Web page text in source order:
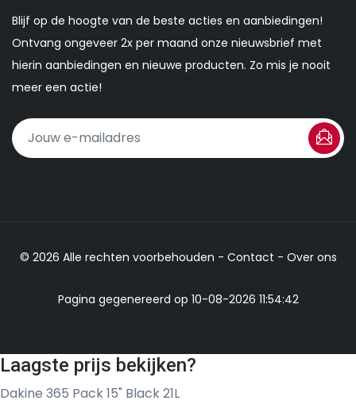
Blijf op de hoogte van de beste acties en aanbiedingen!
Ontvang ongeveer 2x per maand onze nieuwsbrief met
hierin aanbiedingen en nieuwe producten. Zo mis je nooit
meer een actie!
© 2026 Alle rechten voorbehouden - Contact - Over ons
Pagina gegenereerd op 10-08-2026 11:54:42
Laagste prijs bekijken?
Dakine 365 Pack 15" Black 21L